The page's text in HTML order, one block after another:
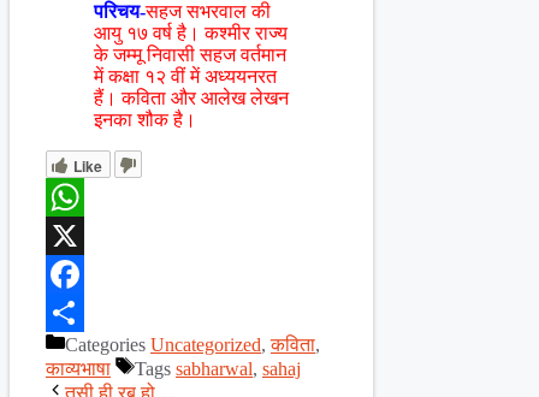
परिचय-सहज सभरवाल की
आयु १७ वर्ष है। कश्मीर राज्य
के जम्मू निवासी सहज वर्तमान
में कक्षा १२ वीं में अध्ययनरत
हैं। कविता और आलेख लेखन
इनका शौक है।
Like
WhatsApp
X
Facebook
ShareCategories Uncategorized,कविता,
काव्यभाषा
Tags sabharwal, sahaj